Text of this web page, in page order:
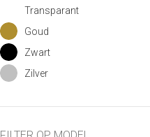
Transparant
Goud
Zwart
Zilver